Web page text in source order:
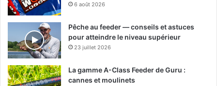
6 août 2026
Pêche au feeder — conseils et astuces
pour atteindre le niveau supérieur
23 juillet 2026
La gamme A-Class Feeder de Guru :
cannes et moulinets